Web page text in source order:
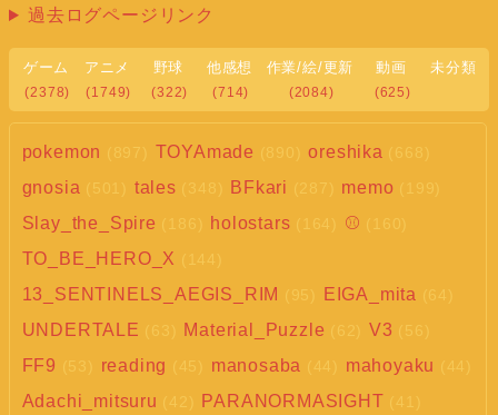
過去ログページリンク
ゲーム
(2378)
アニメ
(1749)
野球
(322)
他感想
(714)
作業/絵/更新
(2084)
動画
(625)
未分類
pokemon (897) TOYAmade (890) oreshika (668)
gnosia (501) tales (348) BFkari (287) memo (199)
Slay_the_Spire (186) holostars (164) ⚾ (160)
TO_BE_HERO_X (144)
13_SENTINELS_AEGIS_RIM (95) EIGA_mita (64)
UNDERTALE (63) Material_Puzzle (62) V3 (56)
FF9 (53) reading (45) manosaba (44) mahoyaku (44)
Adachi_mitsuru (42) PARANORMASIGHT (41)